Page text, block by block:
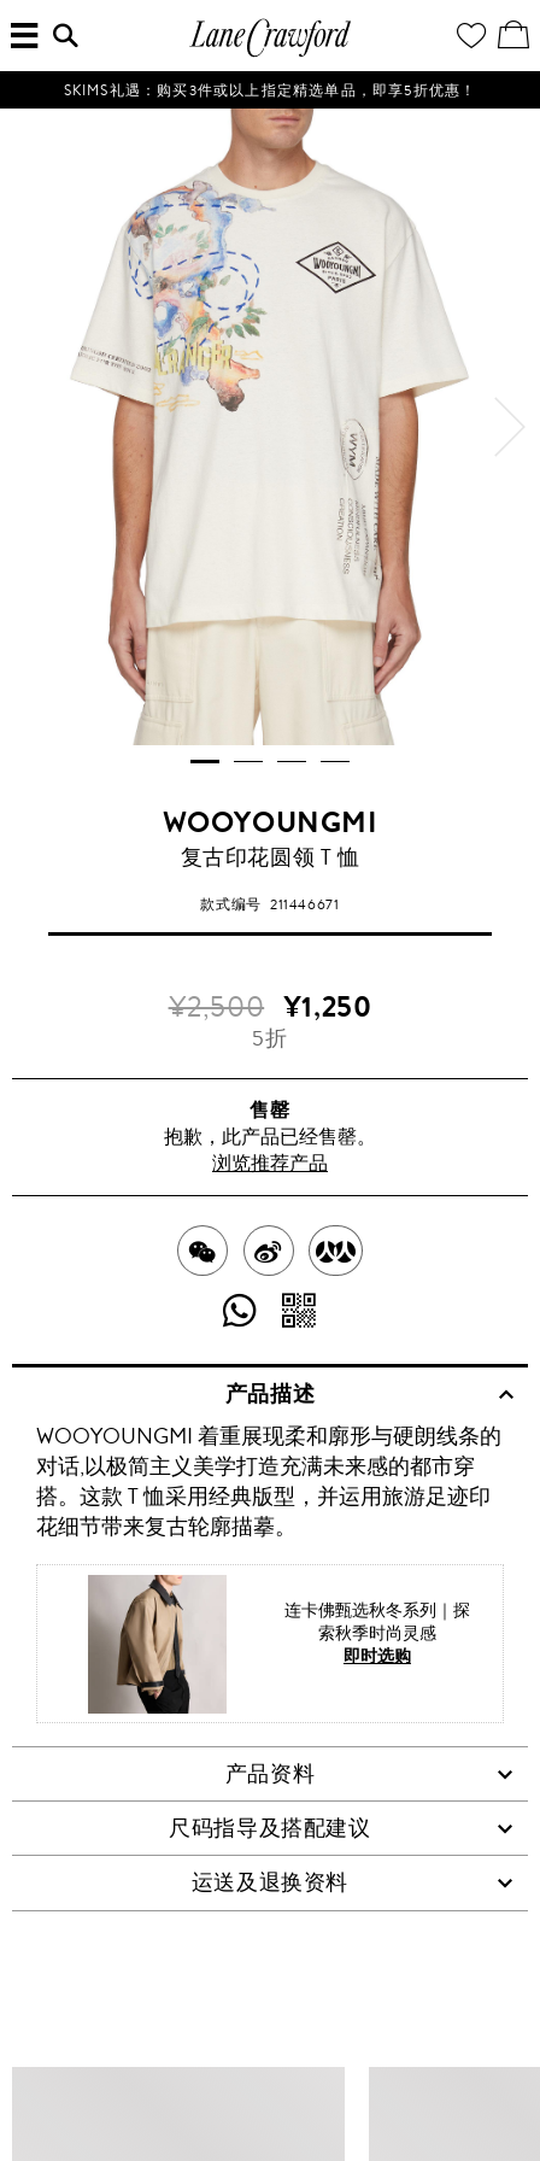
佛
探
的
世
界
的
愿
望
单
看
／
修
购
单
入
搜
索
信
息...
SKIMS礼遇：购买3件或以上指定精选单品，即享5折优惠！
WOOYOUNGMI
复古印花圆领 T 恤
款式编号211446671
¥2,500 ¥1,250
5折
售罄
抱歉，此产品已经售罄。
浏览推荐产品
分
享
WECHAT
分
享
WEIBO
分
分
享
至
WHATSAPP
享
维
码
产品描述
WOOYOUNGMI 着重展现柔和廓形与硬朗线条的
对话,以极简主义美学打造充满未来感的都市穿
搭。这款 T 恤采用经典版型，并运用旅游足迹印
花细节带来复古轮廓描摹。
连卡佛甄选秋冬系列｜探
索秋季时尚灵感
即时选购
产品资料
尺码指导及搭配建议
运送及退换资料